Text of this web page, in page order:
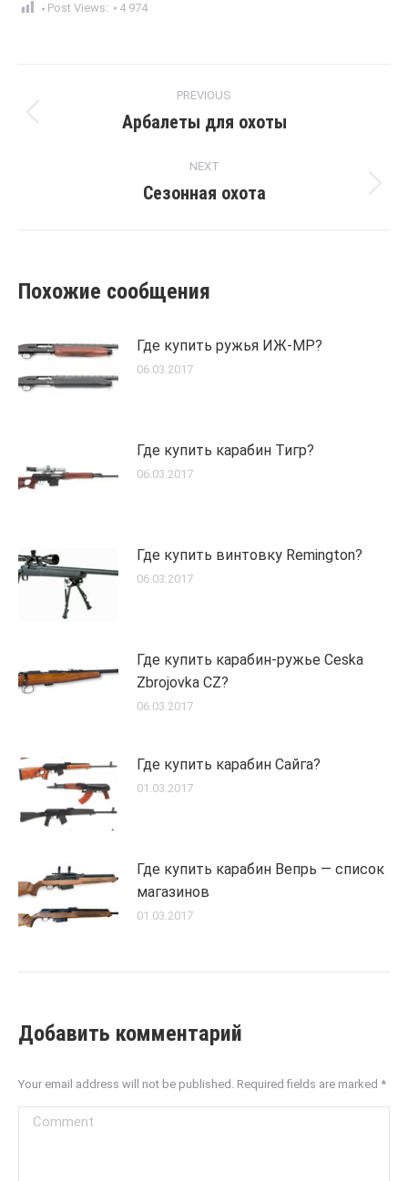
Post Views: 4 974
navigation
PREVIOUS
Previous
Арбалеты для охоты
NEXT
Next
Сезонная охота
Похожие сообщения
Где купить ружья ИЖ-МР?
06.03.2017
Где купить карабин Тигр?
06.03.2017
Где купить винтовку Remington?
06.03.2017
Где купить карабин-ружье Ceska
Zbrojovka CZ?
06.03.2017
Где купить карабин Сайга?
01.03.2017
Где купить карабин Вепрь — список
магазинов
01.03.2017
Добавить комментарий
Your email address will not be published. Required fields are marked *
Comment